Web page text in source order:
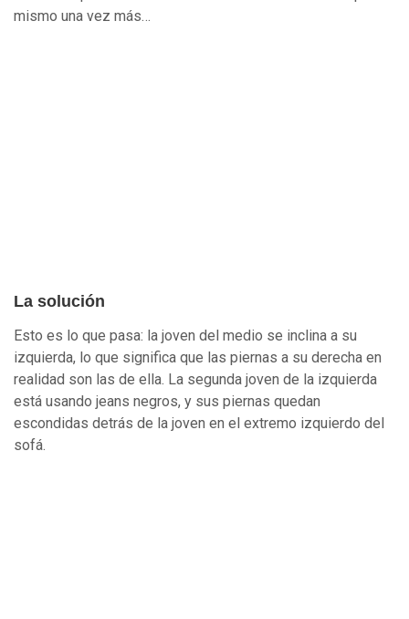
mismo una vez más…
La solución
Esto es lo que pasa: la joven del medio se inclina a su
izquierda, lo que significa que las piernas a su derecha en
realidad son las de ella. La segunda joven de la izquierda
está usando jeans negros, y sus piernas quedan
escondidas detrás de la joven en el extremo izquierdo del
sofá.